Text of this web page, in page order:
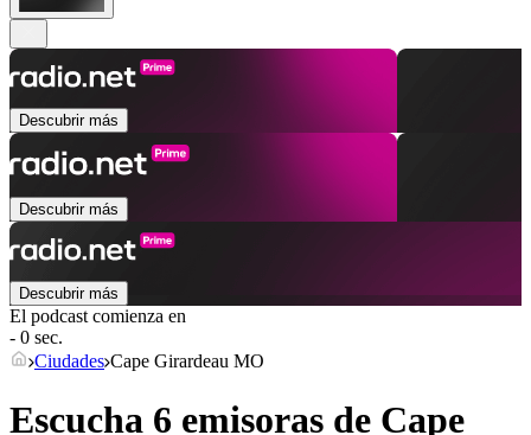
Descubrir más
Descubrir más
Descubrir más
El podcast comienza en
- 0 sec.
Ciudades Cape Girardeau MO
Escucha 6 emisoras de Cape